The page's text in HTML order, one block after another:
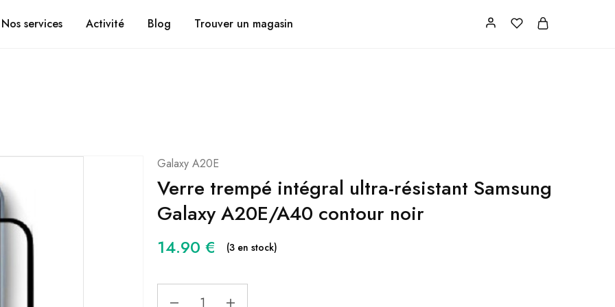
Suivez vos colis
Nos services Activité Blog Trouver un magasin
Galaxy A20E
Verre trempé intégral ultra-résistant Samsung
Galaxy A20E/A40 contour noir
14.90 € (3 en stock)